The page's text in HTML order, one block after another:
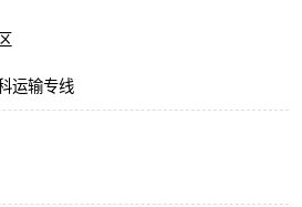
运输专线